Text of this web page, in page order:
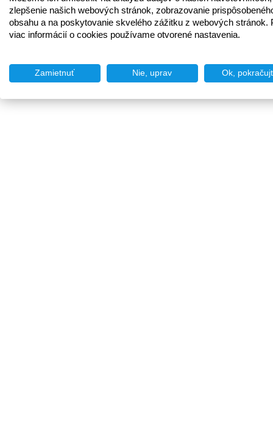
zlepšenie našich webových stránok, zobrazovanie
obsahu a na poskytovanie skvelého zážitku z webových stránok.
viac informácií o cookies používame otvorené nastavenia.
Zamietnuť Nie, uprav Ok,